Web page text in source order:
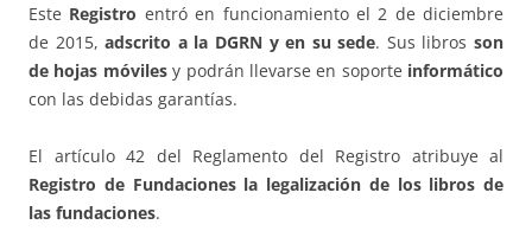
Este Registro entró en funcionamiento el 2 de diciembre
de 2015,adscrito a la DGRN y en su sede. Sus librosson
de hojas móvilesy podrán llevarse en soporte informático
con las debidas garantías.
El artículo 42 del Reglamento del Registro atribuye al
Registro de Fundaciones la legalización de los libros de
las fundaciones.